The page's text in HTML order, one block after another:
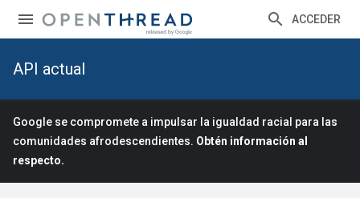
ACCEDER
API actual
Google se compromete a impulsar la igualdad racial para las
comunidades afrodescendientes. Obtén información al
respecto.